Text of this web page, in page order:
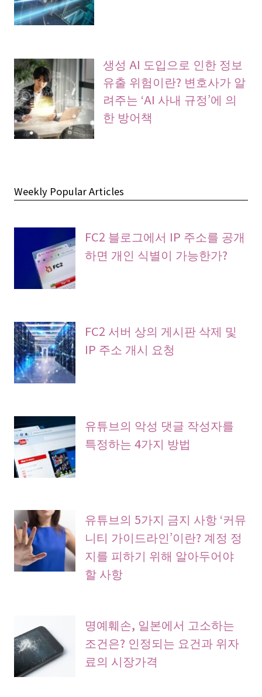
생성 AI 도입으로 인한 정보
유출 위험이란? 변호사가 알
려주는 ‘AI 사내 규정’에 의
한 방어책
Weekly Popular Articles
FC2 블로그에서 IP 주소를 공개
하면 개인 식별이 가능한가?
FC2 서버 상의 게시판 삭제 및
IP 주소 개시 요청
유튜브의 악성 댓글 작성자를
특정하는 4가지 방법
유튜브의 5가지 금지 사항 ‘커뮤
니티 가이드라인’이란? 계정 정
지를 피하기 위해 알아두어야
할 사항
명예훼손, 일본에서 고소하는
조건은? 인정되는 요건과 위자
료의 시장가격